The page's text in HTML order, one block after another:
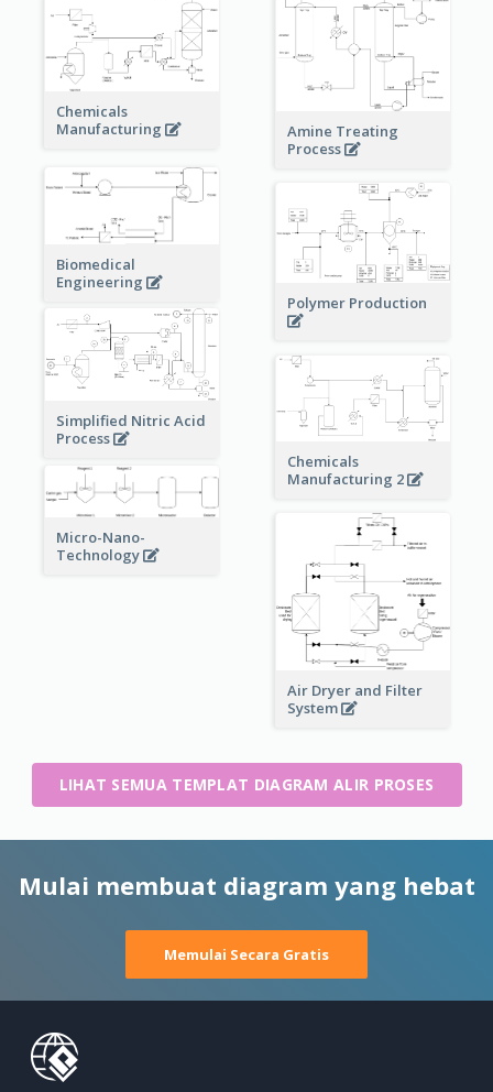
Amine Treating
Process
Chemicals
Manufacturing
Biomedical
Engineering
Polymer Production
Simplified Nitric Acid
Process
Chemicals
Manufacturing 2
Micro-Nano-
Technology
Air Dryer and Filter
System
LIHAT SEMUA TEMPLAT DIAGRAM ALIR PROSES
Mulai membuat diagram yang hebat
Memulai Secara Gratis